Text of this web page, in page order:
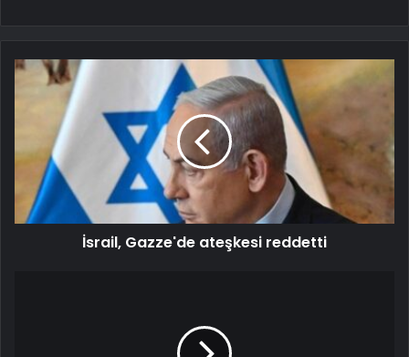
İsrail, Gazze'de ateşkesi reddetti